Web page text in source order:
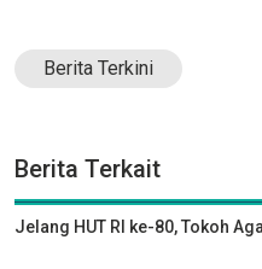
Berita Terkini
Berita Terkait
Jelang HUT RI ke-80, Tokoh